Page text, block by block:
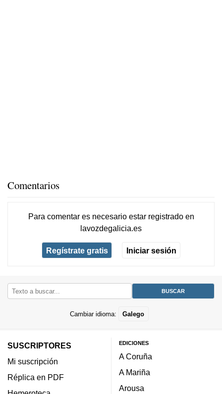
Comentarios
Para comentar es necesario estar registradoen
lavozdegalicia.es
Regístrate gratis Iniciar sesión
Cambiar idioma: Galego
SUSCRIPTORES
Mi suscripción
Réplica en PDF
EDICIONES
A Coruña
A Mariña
Arousa